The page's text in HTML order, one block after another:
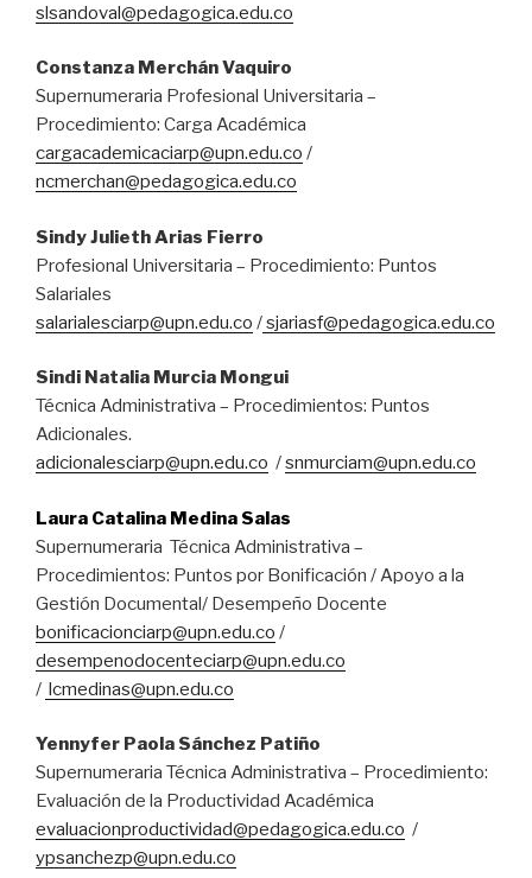
slsandoval@pedagogica.edu.co
Constanza Merchán Vaquiro
Supernumeraria Profesional Universitaria –
Procedimiento: Carga Académica
cargacademicaciarp@upn.edu.co /
ncmerchan@pedagogica.edu.co
Sindy Julieth Arias Fierro
Profesional Universitaria – Procedimiento: Puntos
Salariales
salarialesciarp@upn.edu.co /sjariasf@pedagogica.edu.co
Sindi Natalia Murcia Mongui
Técnica Administrativa – Procedimientos: Puntos
Adicionales.
adicionalesciarp@upn.edu.co /snmurciam@upn.edu.co
Laura Catalina Medina Salas
Supernumeraria Técnica Administrativa –
Procedimientos: Puntos por Bonificación / Apoyo a la
Gestión Documental/ Desempeño Docente
bonificacionciarp@upn.edu.co /
desempenodocenteciarp@upn.edu.co
/ lcmedinas@upn.edu.co
Yennyfer Paola Sánchez Patiño
Supernumeraria Técnica Administrativa – Procedimiento:
Evaluación de la Productividad Académica
evaluacionproductividad@pedagogica.edu.co /
ypsanchezp@upn.edu.co